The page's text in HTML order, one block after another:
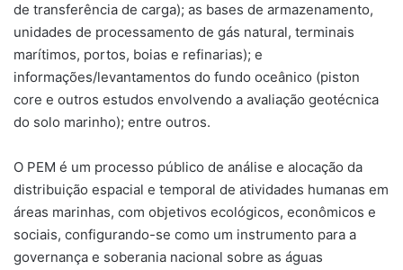
de transferência de carga); as bases de armazenamento,
unidades de processamento de gás natural, terminais
marítimos, portos, boias e refinarias); e
informações/levantamentos do fundo oceânico (piston
core e outros estudos envolvendo a avaliação geotécnica
do solo marinho); entre outros.
O PEM é um processo público de análise e alocação da
distribuição espacial e temporal de atividades humanas em
áreas marinhas, com objetivos ecológicos, econômicos e
sociais, configurando-se como um instrumento para a
governança e soberania nacional sobre as águas